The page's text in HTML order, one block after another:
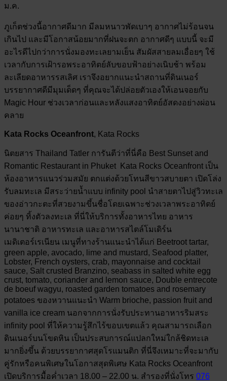
ม.ค.
ภูเก็ตช่วงนี้อากาศดีมาก มีลมหนาวพัดเบาๆ อากาศไม่ร้อนจน
เกินไป และมีโอกาสน้อยมากที่ฝนจะตก อากาศดีๆ แบบนี้ จะมี
อะไรดีไปกว่าการนั่งมองทะเลยามเย็น สัมผัสสายลมเอื่อยๆ ใช้
เวลากับการเฝ้ารอพระอาทิตย์ลับขอบฟ้าอย่างเนิบช้า พร้อม
ละเลียดอาหารรสเลิศ เราจึงอยากแนะนำสถานที่ดินเนอร์
บรรยากาศดีมีมุมเด็ดๆ ที่คุณจะได้ปล่อยตัวเองให้เอนจอยกับ
Magic Hour ช่วงเวลาก่อนและหลังแสงอาทิตย์อัสดงอย่างผ่อน
คลาย
Kata Rocks Oceanfront, Kata Rocks
นิตยสาร Thailand Tatler การันตีว่าที่นี่คือ Best Sunset and
Romantic Restaurant in Phuket Kata Rocks Oceanfront เป็น
ห้องอาหารแนวร่วมสมัย ตกแต่งด้วยโทนสีขาวสบายตา เปิดโล่ง
รับลมทะเล มีสระว่ายน้ำแบบ infinity pool นำสายตาไปสู่วิวทะเล
ของอ่าวกะตะที่สวยงามขึ้นชื่อโดยเฉพาะช่วงเวลาพระอาทิตย์
ค่อยๆ ทิ้งตัวลงทะเล ที่นี่ให้บริการทั้งอาหารไทย อาหาร
นานาชาติ อาหารทะเล และอาหารสไตล์โมเดิร์น
เมดิเตอร์เรเนียน เมนูที่ทางร้านแนะนำได้แก่ Beetroot tartar,
green apple, avocado, lime and mustard, Seafood platter,
Lobster, French oysters, crab, mayonnaise and cocktail
sauce, Salt crusted Branzino, seabass in salted white egg
crust, tomato, coriander and lemon sauce, Double entrecote
de boeuf wagyu, roasted garden tomatoes and rosemary
potatoes ของหวานแนะนำ Warm brioche, passion fruit and
vanilla ice cream นอกจากการนั่งรับประทานอาหารริมสระ
infinity pool ที่ให้ความรู้สึกไร้ขอบเขตแล้ว คุณสามารถเลือก
ดินเนอร์บนโขดหิน เป็นประสบการณ์แปลกใหม่ใกล้ชิดทะเล
มากยิ่งขึ้น ด้วยบรรยากาศสุดโรแมนติก ที่นี่จึงเหมาะที่จะมากับ
คู่รักหรือคนพิเศษในโอกาสสุดพิเศษ Kata Rocks Oceanfront
เปิดบริการมื้อค่ำเวลา 18.00 – 22.00 น. สำรองที่นั่งโทร 076